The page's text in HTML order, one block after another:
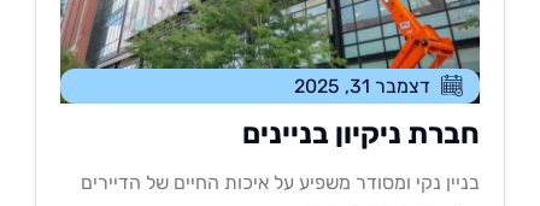
דצמבר 31, 2025
ניקיון בניינים
נקי ומסודר משפיע על איכות החיים של הדיירים